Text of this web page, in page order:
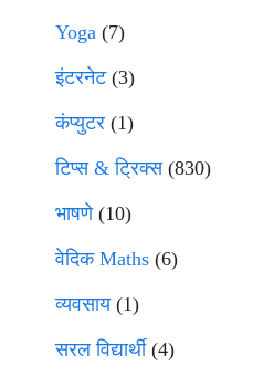
Yoga (7)
इंटरनेट(3)
कंप्युटर (1)
टिप्स & ट्रिक्स(830)
भाषणे(10)
वेदिक Maths (6)
व्यवसाय(1)
सरल विद्यार्थी(4)